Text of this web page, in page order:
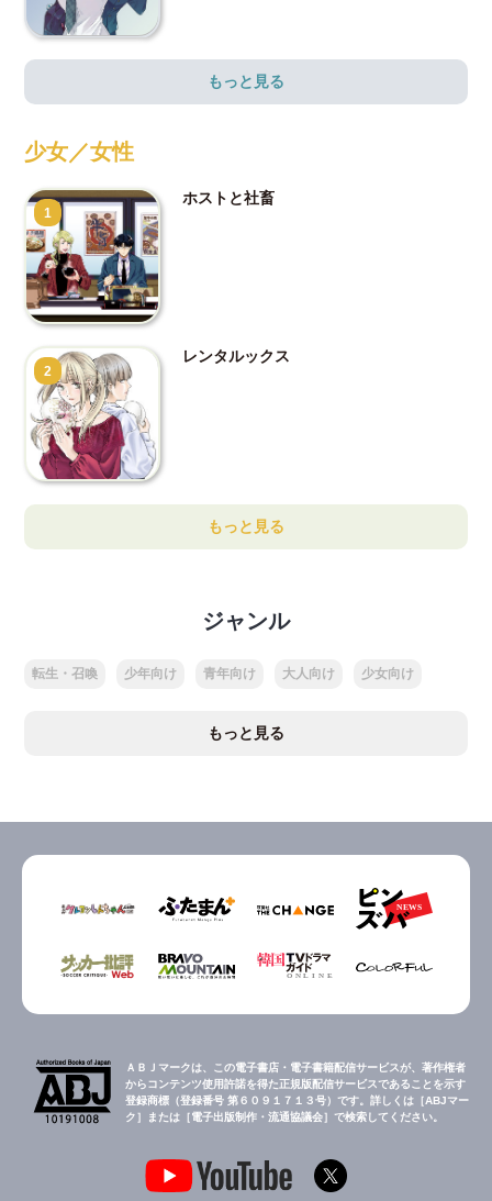
もっと見る
少女／女性
1
ホストと社畜
2
レンタルックス
もっと見る
ジャンル
転生・召喚 少年向け 青年向け 大人向け 少女向け
もっと見る
ＡＢＪマークは、この電子書店・電子書籍配信サービスが、著作権者
からコンテンツ使用許諾を得た正規版配信サービスであることを示す
登録商標（登録番号 第６０９１７１３号）です。詳しくは［ABJマー
ク］または［電子出版制作・流通協議会］で検索してください。